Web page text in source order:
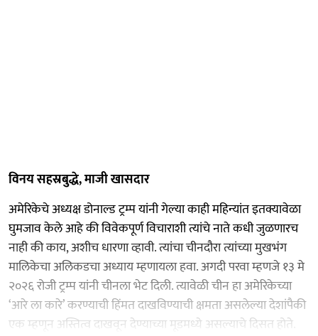
विनय सहस्रबुद्धे, माजी खासदार
अमेरिकेचे अध्यक्ष डोनाल्ड ट्रम्प यांनी गेल्या काही महिन्यांत इतक्यावेळा
घुमजाव केले आहे की विवेकपूर्ण विचाराशी त्यांचे नाते कधी जुळणारच
नाही की काय, अशीच धारणा व्हावी. त्यांचा चीनदौरा त्यांच्या मुखभंग
मालिकेचा अलिकडचा अध्याय म्हणायला हवा. अगदी परवा म्हणजे १३ मे
२०२६ रोजी ट्रम्प यांनी चीनला भेट दिली. त्यावेळी चीन हा अमेरिकेच्या
‘आरे ला कारे’ करण्याची हिंमत दाखविण्याची क्षमता असलेल्या देशांपैकी
एक म्हणून अस्तित्व दाखवून देण्याच्या मूडमध्ये असल्याचे दिसत होते.